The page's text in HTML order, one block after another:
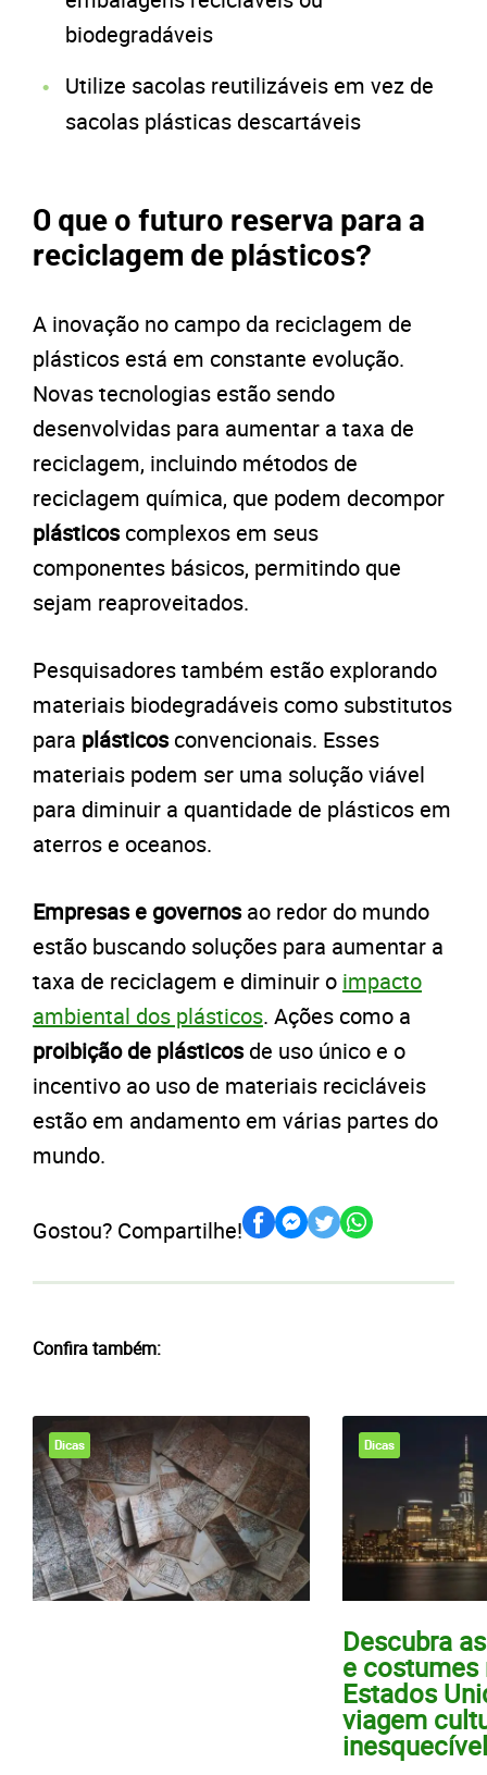
biodegradáveis
Utilize sacolas reutilizáveis em vez de
sacolas plásticas descartáveis
O que o futuro reserva para a
reciclagem de plásticos?
A inovação no campo da reciclagem de
plásticos está em constante evolução.
Novas tecnologias estão sendo
desenvolvidas para aumentar a taxa de
reciclagem, incluindo métodos de
reciclagem química, que podem decompor
plásticoscomplexos em seus
componentes básicos, permitindo que
sejam reaproveitados.
Pesquisadores também estão explorando
materiais biodegradáveis como substitutos
para plásticosconvencionais. Esses
materiais podem ser uma solução viável
para diminuir a quantidade de plásticos em
aterros e oceanos.
Empresas e governosao redor do mundo
estão buscando soluções para aumentar a
taxa de reciclagem e diminuir o impacto
ambiental dos plásticos. Ações como a
proibição de plásticosde uso único e o
incentivo ao uso de materiais recicláveis
estão em andamento em várias partes do
mundo.
Gostou? Compartilhe!
Confira também:
Dicas Dicas
Descubra
e costumes
Estados
viagem
inesquecível